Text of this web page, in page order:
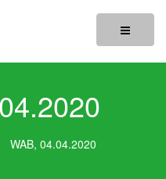
Toggle
WAB, 04.04.2020